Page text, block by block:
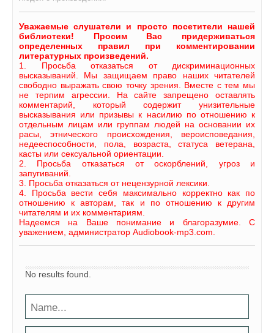
Уважаемые слушатели и просто посетители нашей
библиотеки! Просим Вас придерживаться
определенных правил при комментировании
литературных произведений.
1. Просьба отказаться от дискриминационных
высказываний. Мы защищаем право наших читателей
свободно выражать свою точку зрения. Вместе с тем мы
не терпим агрессии. На сайте запрещено оставлять
комментарий, который содержит унизительные
высказывания или призывы к насилию по отношению к
отдельным лицам или группам людей на основании их
расы, этнического происхождения, вероисповедания,
недееспособности, пола, возраста, статуса ветерана,
касты или сексуальной ориентации.
2. Просьба отказаться от оскорблений, угроз и
запугиваний.
3. Просьба отказаться от нецензурной лексики.
4. Просьба вести себя максимально корректно как по
отношению к авторам, так и по отношению к другим
читателям и их комментариям.
Надеемся на Ваше понимание и благоразумие. С
уважением, администратор Audiobook-mp3.com.
No results found.